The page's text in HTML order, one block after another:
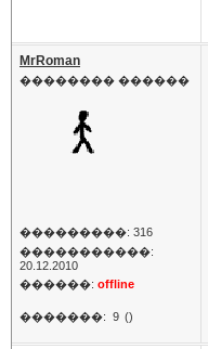
MrRoman
�������� ������
���������: 316
�����������:
20.12.2010
������: offline
�������: 9 ()